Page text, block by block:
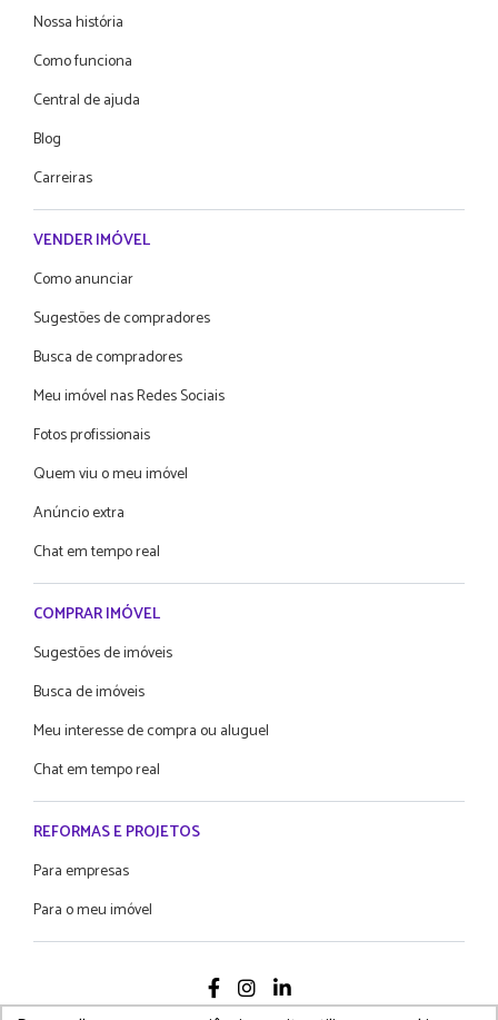
Nossa história
Como funciona
Central de ajuda
Blog
Carreiras
VENDER IMÓVEL
Como anunciar
Sugestões de compradores
Busca de compradores
Meu imóvel nas Redes Sociais
Fotos profissionais
Quem viu o meu imóvel
Anúncio extra
Chat em tempo real
COMPRAR IMÓVEL
Sugestões de imóveis
Busca de imóveis
Meu interesse de compra ou aluguel
Chat em tempo real
REFORMAS E PROJETOS
Para empresas
Para o meu imóvel